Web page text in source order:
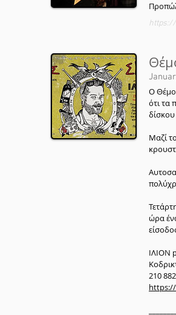
https://
Ο
ότι τα
δίσκου
Μαζί
ώρα
ΙΛΙΟΝ
210